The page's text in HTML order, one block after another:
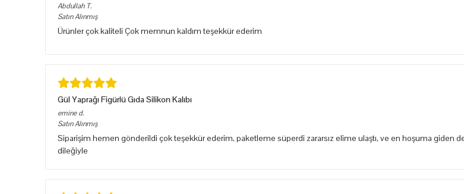
Abdullah T.
Satın Alınmış
Ürünler çok kaliteli Çok memnun kaldım teşekkür ederim
Gül Yaprağı Figürlü Gıda Silikon Kalıbı
emine d.
Satın Alınmış
Siparişim hemen gönderildi çok teşekkür ederim, paketleme süperdi zararsız elime ulaştı, ve en hoşuma giden
dileğiyle